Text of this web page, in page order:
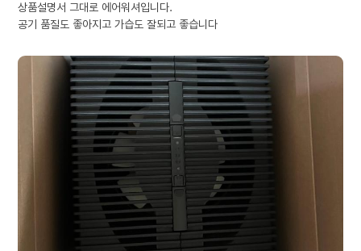
상품설명서 그대로 에어워셔입니다.
공기 품질도 좋아지고 가습도 잘되고 좋습니다